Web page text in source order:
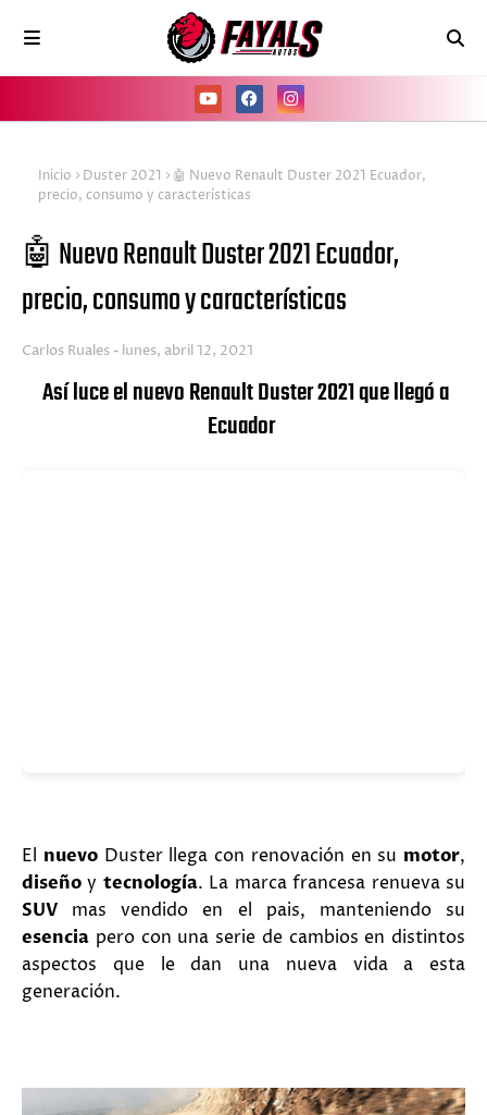
Inicio Duster 2021
🤖 Nuevo Renault Duster 2021 Ecuador,
precio, consumo y características
🤖 Nuevo Renault Duster 2021 Ecuador,
precio, consumo y características
Carlos Ruales lunes, abril 12, 2021
Así luce el nuevo Renault Duster 2021 que llegó a
Ecuador
El nuevoDuster llega con renovación en su motor,
diseño y tecnología. La marca francesa renueva su
SUV mas vendido en el pais, manteniendo su
esencia pero con una serie de cambios en distintos
aspectos que le dan una nueva vida a esta
generación.